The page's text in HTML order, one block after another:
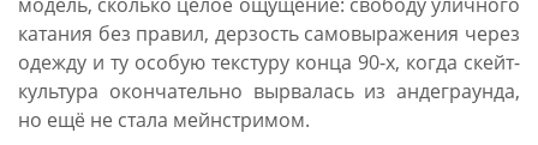
катания без правил, дерзость самовыражения через
одежду и ту особую текстуру конца 90-х, когда скейт-
культура окончательно вырвалась из андеграунда,
но ещё не стала мейнстримом.